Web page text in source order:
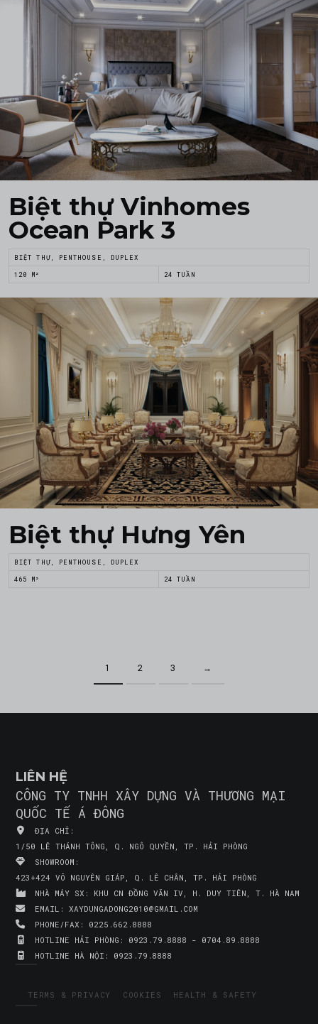
Biệt thự Vinhomes
Ocean Park 3
BIỆT THỰ, PENTHOUSE, DUPLEX
120 M² 24 TUẦN
Biệt thự Hưng Yên
BIỆT THỰ, PENTHOUSE, DUPLEX
465 M² 24 TUẦN
1 2 3 →
LIÊN HỆ
CÔNG TY TNHH XÂY DỰNG VÀ THƯƠNG MẠI
QUỐC TẾ Á ĐÔNG
ĐỊA CHỈ:
1/50 LÊ THÁNH TÔNG, Q. NGÔ QUYỀN, TP. HẢI PHÒNG
SHOWROOM:
423+424 VÕ NGUYÊN GIÁP, Q. LÊ CHÂN, TP. HẢI PHÒNG
NHÀ MÁY SX: KHU CN ĐỒNG VĂN IV, H. DUY TIÊN, T. HÀ NAM
EMAIL: XAYDUNGADONG2010@GMAIL.COM
PHONE/FAX: 0225.662.8888
HOTLINE HẢI PHÒNG: 0923.79.8888 - 0704.89.8888
HOTLINE HÀ NỘI: 0923.79.8888
TERMS & PRIVACY COOKIES HEALTH & SAFETY